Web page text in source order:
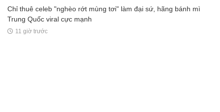
Chỉ thuê celeb "nghèo rớt mùng tơi" làm đại sứ, hãng bánh mì
Trung Quốc viral cực mạnh
11 giờ trước